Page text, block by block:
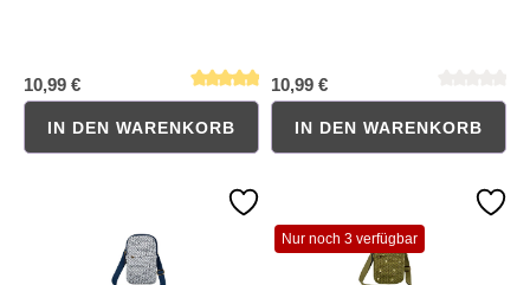
Durchschnittliche Bewertung von 0 von 5 SternenDurchschnittliche Bewertung
10,99 €
IN DEN WARENKORB
10,99 €
IN DEN WARENKORB
Nur noch 3 verfügbar